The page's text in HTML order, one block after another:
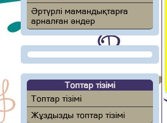
Әртүрлі мамандықтарға
арналған әндер
Топтар тізімі
Топтар тізімі
Жұздызды топтар тізімі